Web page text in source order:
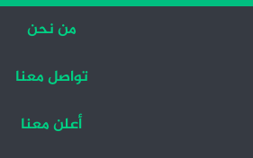
من نحن
تواصل معنا
أعلن معنا